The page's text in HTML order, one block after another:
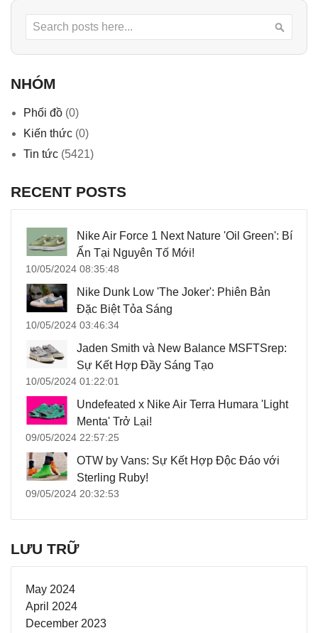
Search
NHÓM
Phối đồ (0)
Kiến thức (0)
Tin tức (5421)
RECENT POSTS
Nike Air Force 1 Next Nature 'Oil Green': Bí
Ẩn Tại Nguyên Tố Mới!
10/05/2024 08:35:48
Nike Dunk Low 'The Joker': Phiên Bản
Đặc Biệt Tỏa Sáng
10/05/2024 03:46:34
Jaden Smith và New Balance MSFTSrep:
Sự Kết Hợp Đầy Sáng Tạo
10/05/2024 01:22:01
Undefeated x Nike Air Terra Humara 'Light
Menta' Trở Lại!
09/05/2024 22:57:25
OTW by Vans: Sự Kết Hợp Độc Đáo với
Sterling Ruby!
09/05/2024 20:32:53
LƯU TRỮ
May 2024
April 2024
December 2023